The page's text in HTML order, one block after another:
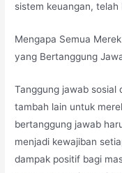
sistem keuangan, telah
Mengapa Semua
yang Bertanggung
Tanggung jawab sosial
tambah lain untuk
bertanggung jawab
menjadi kewajiban
dampak positif bagi